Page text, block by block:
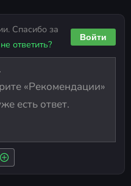
Спасибо за
ответить?
Войти